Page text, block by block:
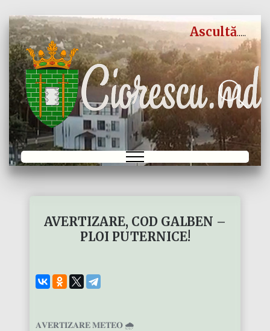
Ascultă
AVERTIZARE, COD GALBEN –
PLOI PUTERNICE!
𝐀𝐕𝐄𝐑𝐓𝐈𝐙𝐀𝐑𝐄 𝐌𝐄𝐓𝐄𝐎 🌧️